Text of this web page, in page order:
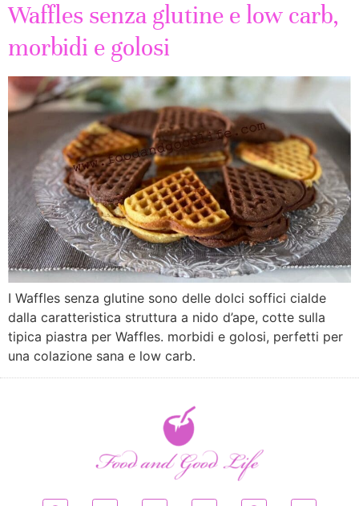
Waffles senza glutine e low carb,
morbidi e golosi
I Waffles senza glutine sono delle dolci soffici cialde
dalla caratteristica struttura a nido d’ape, cotte sulla
tipica piastra per Waffles. morbidi e golosi, perfetti per
una colazione sana e low carb.